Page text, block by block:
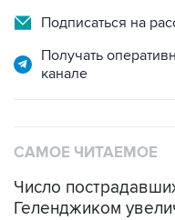
Подписаться на
Получать
канале
САМОЕ ЧИТАЕМОЕ
Число
Геленджиком